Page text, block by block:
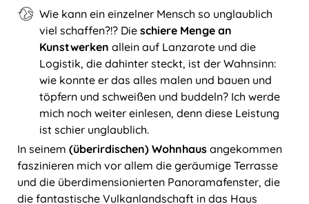
Wie kann ein einzelner Mensch so unglaublich
viel schaffen?!? Die schiere Menge an
Kunstwerken allein auf Lanzarote und die
Logistik, die dahinter steckt, ist der Wahnsinn:
wie konnte er das alles malen und bauen und
töpfern und schweißen und buddeln? Ich werde
mich noch weiter einlesen, denn diese Leistung
ist schier unglaublich.
In seinem (überirdischen) Wohnhaus angekommen
faszinieren mich vor allem die geräumige Terrasse
und die überdimensionierten Panoramafenster, die
die fantastische Vulkanlandschaft in das Haus